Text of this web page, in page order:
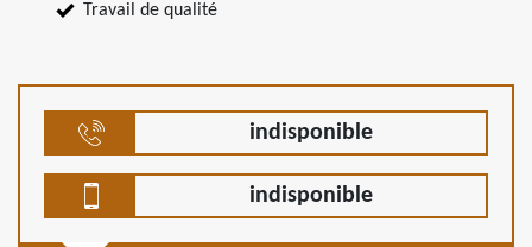
Travail de qualité
indisponible
indisponible